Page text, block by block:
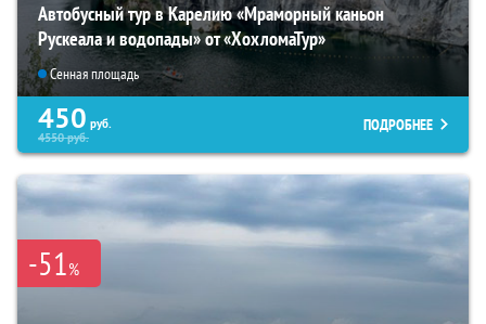
Автобусный тур в Карелию «Мраморный каньон
Рускеала и водопады» от «ХохломаТур»
Сенная площадь
450 руб.
4550руб.
ПОДРОБНЕЕ
-51%